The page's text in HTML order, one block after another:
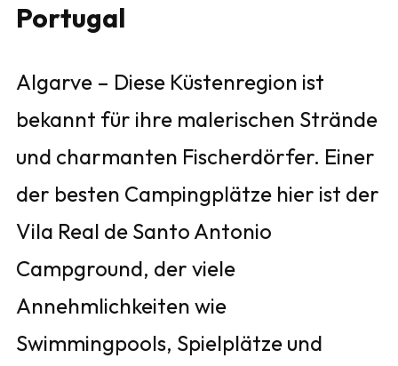
Portugal
Algarve – Diese Küstenregion ist
bekannt für ihre malerischen Strände
und charmanten Fischerdörfer. Einer
der besten Campingplätze hier ist der
Vila Real de Santo Antonio
Campground, der viele
Annehmlichkeiten wie
Swimmingpools, Spielplätze und